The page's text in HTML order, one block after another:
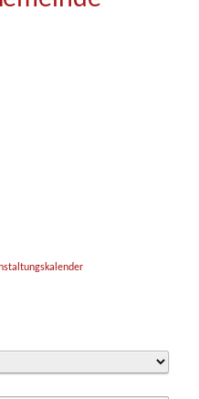
springen.